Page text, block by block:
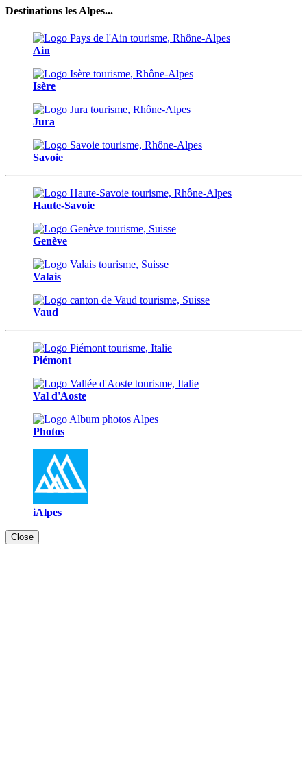
Destinations les Alpes...
Ain
Isère
Jura
Savoie
Haute-Savoie
Genève
Valais
Vaud
Piémont
Val d'Aoste
Photos
iAlpes
Close